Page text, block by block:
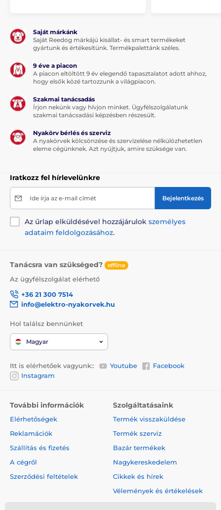
Saját márkánk
Saját Reedog márkájú kisállat- és smart termékeket
gyártunk és értékesítünk. Termékpalettánk széles.
9 éve a piacon
A piacon eltöltött 9 év elegendő tapasztalatot adott ahhoz,
hogy elsők közé tartozzunk a világpiacon.
Szakmai tanácsadás
Írjon nekünk vagy hívjon minket. Ügyfélszolgálatunk
szakmai tanácsadási képzésben részesült.
Nyakörv bérlés és szerviz
A nyakörvek kölcsönzése és szervizelése nélkülözhetetlen
eleme cégünknek. Azt nyújtjuk, amire szüksége van.
Iratkozz fel hírlevelünkre
Ide írja az e-mail címét Bejelentkezés
Az űrlap elküldésével hozzájárulok személyes
adataim feldolgozásához.
Tanácsra van szükséged? offline
Az ügyfélszolgálat elérhető
+36 21 300 7514
info@elektro-nyakorvek.hu
Hol találsz bennünket
Magyar
Itt is elérhetőek vagyunk:: Youtube
Facebook
Instagram
További információk
Elérhetőségek
Reklamációk
Szállítás és fizetés
A cégről
Szerződési feltételek
Szolgáltatásaink
Termék visszaküldése
Termék szerviz
Bazár termékek
Nagykereskedelem
Cikkek és hírek
Vélemények és értékelések